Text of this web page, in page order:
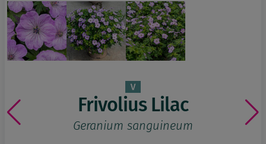
Frivolius Lilac
Geranium sanguineum